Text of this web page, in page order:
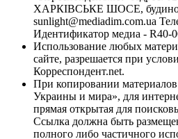
ХАРКІВСЬКЕ ШОСЕ, будинок
sunlight@mediadim.com.ua
Идентификатор медиа - R40-
Использование любых
сайте, разрешается при
Корреспондент.net.
При копировании
Украины и мира», для
прямая открытая для
Ссылка должна быть
полного либо частичного